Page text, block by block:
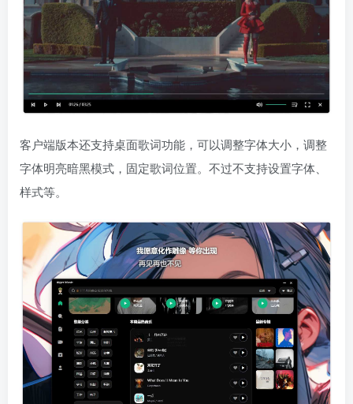
客户端版本还支持桌面歌词功能，可以调整字体大小，调整
字体明亮暗黑模式，固定歌词位置。不过不支持设置字体、
样式等。